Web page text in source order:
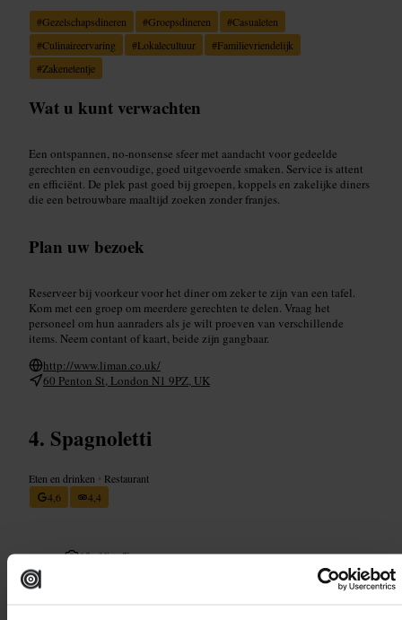
#Gezelschapsdineren #Groepsdineren #Casualeten
#Culinaireervaring #Lokalecultuur #Familievriendelijk
#Zakenetentje
Wat u kunt verwachten
Een ontspannen, no-nonsense sfeer met aandacht voor gedeelde
gerechten en eenvoudige, goed uitgevoerde smaken. Service is attent
en efficiënt. De plek past goed bij groepen, koppels en zakelijke diners
die een betrouwbare maaltijd zoeken zonder franjes.
Plan uw bezoek
Reserveer bij voorkeur voor het diner om zeker te zijn van een tafel.
Kom met een groep om meerdere gerechten te delen. Vraag het
personeel om hun aanraders als je wilt proeven van verschillende
items. Neem contant of kaart, beide zijn gangbaar.
http://www.liman.co.uk/
60 Penton St, London N1 9PZ, UK
Spagnoletti
Eten en drinken • Restaurant
4,6
4,4
Afbeelding /Fever